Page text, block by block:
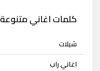
كلمات اغاني متنوعة
شيلات
اغاني راب